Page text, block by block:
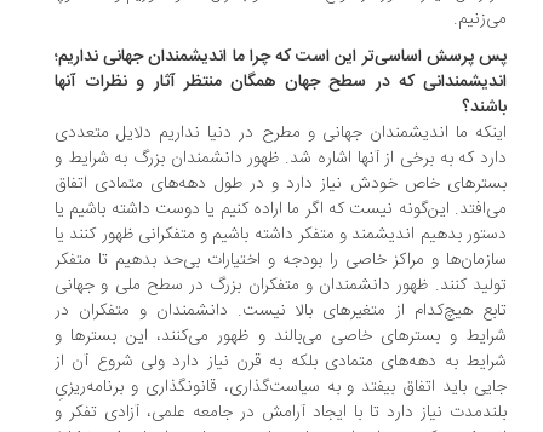
پرسش اساسی‌تر این است که چرا ما اندیشمندان جهانی نداریم؛
که در سطح جهان همگان منتظر آثار و نظرات آنها
ما اندیشمندان جهانی و مطرح در دنیا نداریم دلایل متعددی
که به برخی از آنها اشاره شد. ظهور دانشمندان بزرگ به‌ شرایط و
خاص خودش نیاز دارد و در طول دهه‌های متمادی اتفاق
این‌گونه نیست که اگر ما اراده کنیم یا دوست داشته باشیم یا
بدهیم اندیشمند و متفکر داشته باشیم و متفکرانی ظهور کنند یا
و مراکز خاصی را بودجه و اختیارات بی‌حد بدهیم تا متفکر
کنند. ظهور دانشمندان و متفکران بزرگ در سطح ملی و جهانی
هیچ‌کدام از متغیرهای بالا نیست. دانشمندان و متفکران در
و بسترهای خاصی می‌بالند و ظهور می‌کنند، این بسترها و
به دهه‌های متمادی بلکه به قرن نیاز دارد ولی شروع آن از
باید اتفاق بیفتد و به سیاست‌گذاری، قانونگذاری و برنامه‌ریزیِ
نیاز دارد تا با ایجاد آرامش در جامعه علمی، آزادی تفکر و